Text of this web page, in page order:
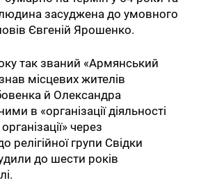
засуджена до умовного
Євгеній Ярошенко.
так званий «Армянський
місцевих жителів
й Олександра
в «організації діяльності
через
релігійної групи Свідки
до шести років